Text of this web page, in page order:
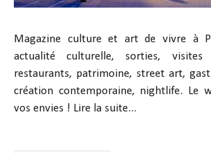
Magazine culture et art de vivre à
actualité culturelle, sorties, visites
restaurants, patrimoine, street art,
création contemporaine, nightlife. Le
vos envies ! Lire la suite...